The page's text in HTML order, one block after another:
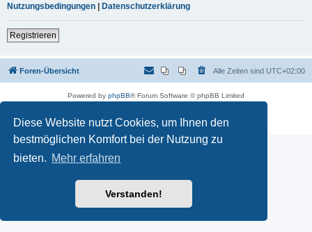
Diese Website nutzt Cookies, um Ihnen den
bestmöglichen Komfort bei der Nutzung zu
bieten. Mehr erfahren
Verstanden!
Nutzungsbedingungen | Datenschutzerklärung
Registrieren
Foren-Übersicht Alle Zeiten sind UTC+02:00
Powered by phpBB® Forum Software © phpBB Limited
Datenschutz|Nutzungsbedingungen